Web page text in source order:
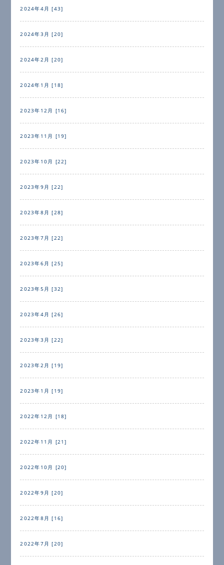
2024年4月 [43]
2024年3月 [20]
2024年2月 [20]
2024年1月 [18]
2023年12月 [16]
2023年11月 [19]
2023年10月 [22]
2023年9月 [22]
2023年8月 [28]
2023年7月 [22]
2023年6月 [25]
2023年5月 [32]
2023年4月 [26]
2023年3月 [22]
2023年2月 [19]
2023年1月 [19]
2022年12月 [18]
2022年11月 [21]
2022年10月 [20]
2022年9月 [20]
2022年8月 [16]
2022年7月 [20]